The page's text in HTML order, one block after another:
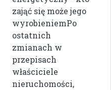
zająć się może jego
wyrobieniemPo
ostatnich
zmianach w
przepisach
właściciele
nieruchomości,